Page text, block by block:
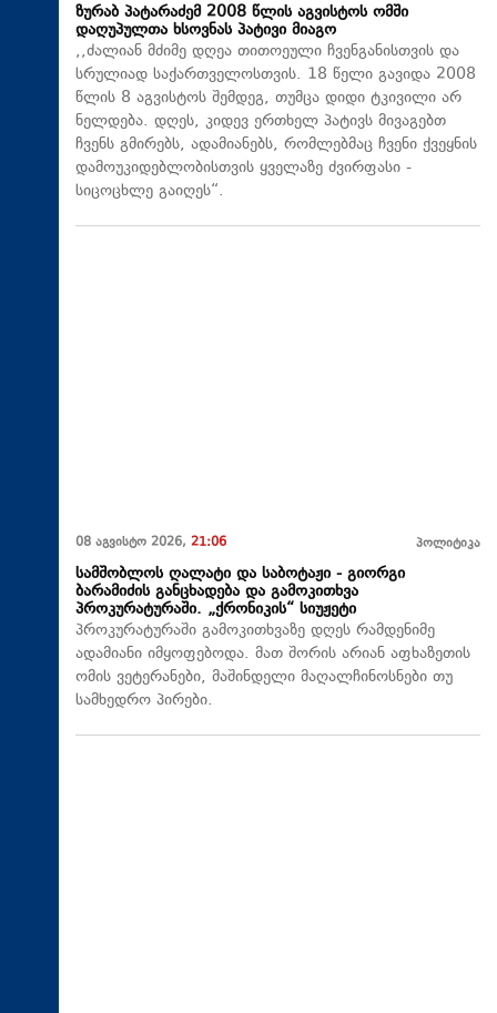
ზურაბ პატარაძემ 2008 წლის აგვისტოს ომში
დაღუპულთა ხსოვნას პატივი მიაგო
,,ძალიან მძიმე დღეა თითოეული ჩვენგანისთვის და
სრულიად საქართველოსთვის. 18 წელი გავიდა 2008
წლის 8 აგვისტოს შემდეგ, თუმცა დიდი ტკივილი არ
ნელდება. დღეს, კიდევ ერთხელ პატივს მივაგებთ
ჩვენს გმირებს, ადამიანებს, რომლებმაც ჩვენი ქვეყნის
დამოუკიდებლობისთვის ყველაზე ძვირფასი -
სიცოცხლე გაიღეს“.
08 აგვისტო 2026, 21:06 პოლიტიკა
სამშობლოს ღალატი და საბოტაჟი - გიორგი
ბარამიძის განცხადება და გამოკითხვა
პროკურატურაში. „ქრონიკის“ სიუჟეტი
პროკურატურაში გამოკითხვაზე დღეს რამდენიმე
ადამიანი იმყოფებოდა. მათ შორის არიან აფხაზეთის
ომის ვეტერანები, მაშინდელი მაღალჩინოსნები თუ
სამხედრო პირები.